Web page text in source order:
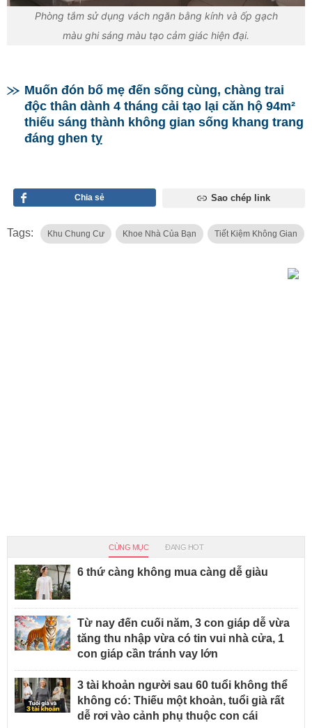
Phòng tắm sử dụng vách ngăn bằng kính và ốp gạch
màu ghi sáng màu tạo cảm giác hiện đại.
Muốn đón bố mẹ đến sống cùng, chàng trai
độc thân dành 4 tháng cải tạo lại căn hộ 94m²
thiếu sáng thành không gian sống khang trang
đáng ghen tỵ
Chia sẻ Sao chép link
Tags: Khu Chung Cư Khoe Nhà Của Bạn Tiết Kiệm Không Gian
CÙNG MỤC ĐANG HOT
6 thứ càng không mua càng dễ giàu
Từ nay đến cuối năm, 3 con giáp dễ vừa
tăng thu nhập vừa có tin vui nhà cửa, 1
con giáp cần tránh vay lớn
3 tài khoản người sau 60 tuổi không thể
không có: Thiếu một khoản, tuổi già rất
dễ rơi vào cảnh phụ thuộc con cái